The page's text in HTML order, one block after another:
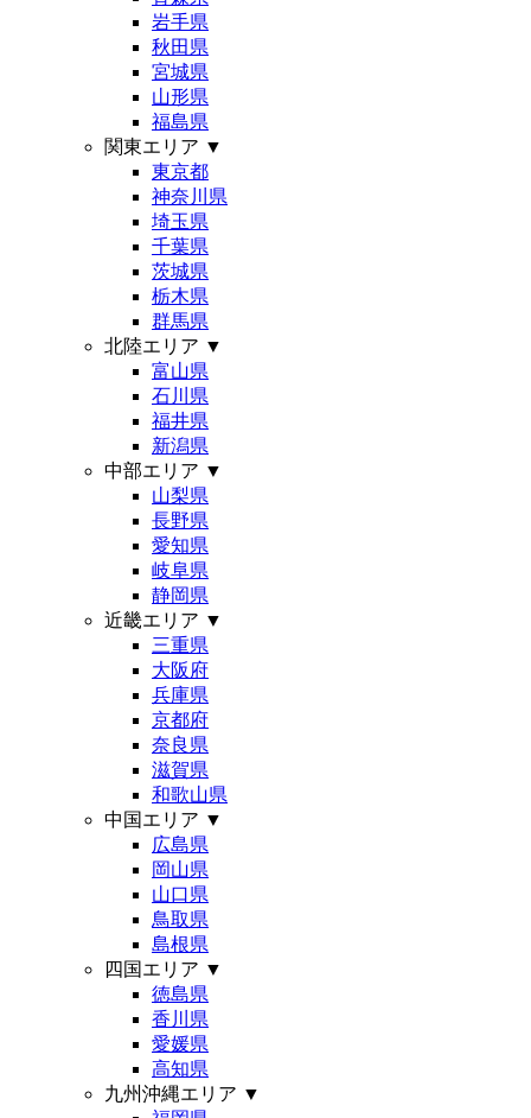
岩手県
秋田県
宮城県
山形県
福島県
関東エリア ▼
東京都
神奈川県
埼玉県
千葉県
茨城県
栃木県
群馬県
北陸エリア ▼
富山県
石川県
福井県
新潟県
中部エリア ▼
山梨県
長野県
愛知県
岐阜県
静岡県
近畿エリア ▼
三重県
大阪府
兵庫県
京都府
奈良県
滋賀県
和歌山県
中国エリア ▼
広島県
岡山県
山口県
鳥取県
島根県
四国エリア ▼
徳島県
香川県
愛媛県
高知県
九州沖縄エリア ▼